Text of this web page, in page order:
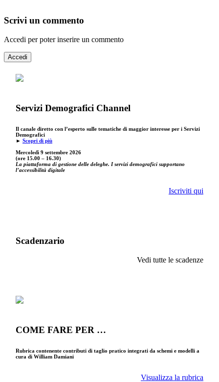
Scrivi un commento
Accedi per poter inserire un commento
Accedi
Servizi Demografici Channel
Il canale diretto con l’esperto sulle tematiche di maggior interesse per i Servizi
Demografici
► Scopri di più
Mercoledì 9 settembre 2026
(ore 15.00 – 16.30)
La piattaforma di gestione delle deleghe. I servizi demografici supportano
l’accessibilità digitale
Iscriviti qui
Scadenzario
Vedi tutte le scadenze
COME FARE PER …
Rubrica contenente contributi di taglio pratico integrati da schemi e modelli a
cura di William Damiani
Visualizza la rubrica